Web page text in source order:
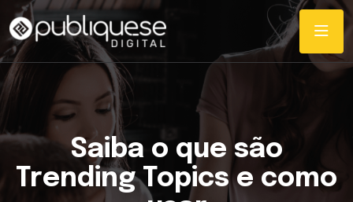
Saiba o que são
Trending Topics e como